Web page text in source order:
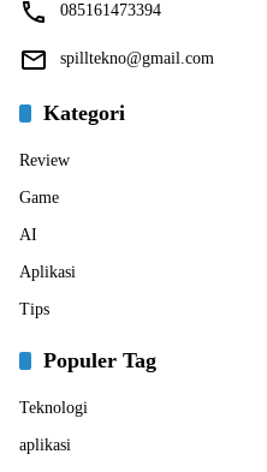
085161473394
spilltekno@gmail.com
Kategori
Review
Game
AI
Aplikasi
Tips
Populer Tag
Teknologi
aplikasi